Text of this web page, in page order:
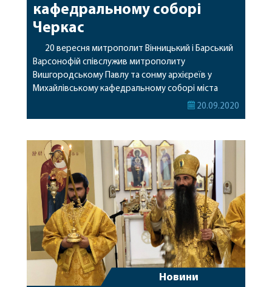
кафедральному соборі
Черкас
20 вересня митрополит Вінницький і Барський
Варсонофій співслужив митрополиту
Вишгородському Павлу та сонму архієреїв у
Михайлівському кафедральному соборі міста
Черкас. У цей день також звершується пам’ять
митрополиту Павлу співслужили митрополит
Ніжинський і Прилуцький Климент, митрополит
Вінницький і Барський Варсонофій, архієпископ
Городницький Олександр, архієпископ […]
20.09.2020
Новини